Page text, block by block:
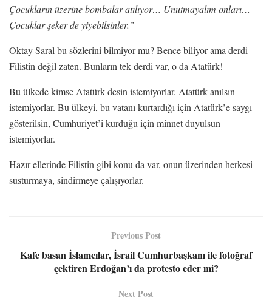
Çocukların üzerine bombalar atılıyor… Unutmayalım onları…
Çocuklar şeker de yiyebilsinler.”
Oktay Saral bu sözlerini bilmiyor mu? Bence biliyor ama derdi
Filistin değil zaten. Bunların tek derdi var, o da Atatürk!
Bu ülkede kimse Atatürk desin istemiyorlar. Atatürk anılsın
istemiyorlar. Bu ülkeyi, bu vatanı kurtardığı için Atatürk’e saygı
gösterilsin, Cumhuriyet’i kurduğu için minnet duyulsun
istemiyorlar.
Hazır ellerinde Filistin gibi konu da var, onun üzerinden herkesi
susturmaya, sindirmeye çalışıyorlar.
Previous Post
Kafe basan İslamcılar, İsrail Cumhurbaşkanı ile fotoğraf
çektiren Erdoğan’ı da protesto eder mi?
Next Post